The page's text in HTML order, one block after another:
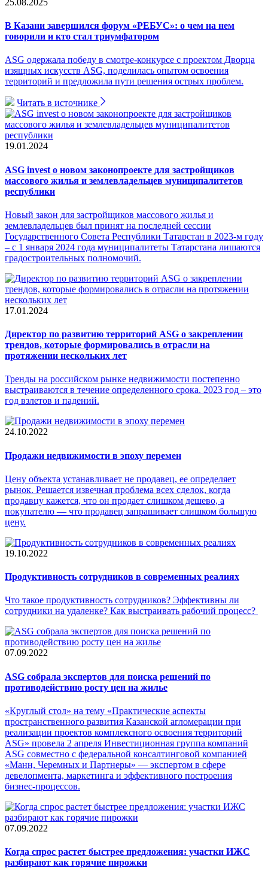
В Казани завершился форум «РЕБУС»: о чем на нем
говорили и кто стал триумфатором
ASG одержала победу в смотре-конкурсе с проектом Дворца
изящных искусств ASG, поделилась опытом освоения
территорий и предложила пути решения острых проблем.
Читать в источнике
19.01.2024
ASG invest о новом законопроекте для застройщиков
массового жилья и землевладельцев муниципалитетов
республики
Новый закон для застройщиков массового жилья и
землевладельцев был принят на последней сессии
Государственного Совета Республики Татарстан в 2023-м году
– с 1 января 2024 года муниципалитеты Татарстана лишаются
градостроительных полномочий.
17.01.2024
Директор по развитию территорий ASG о закреплении
трендов, которые формировались в отрасли на
протяжении нескольких лет
Тренды на российском рынке недвижимости постепенно
выстраиваются в течение определенного срока. 2023 год – это
год взлетов и падений.
24.10.2022
Продажи недвижимости в эпоху перемен
Цену объекта устанавливает не продавец, ее определяет
рынок. Решается извечная проблема всех сделок, когда
продавцу кажется, что он продает слишком дешево, а
покупателю — что продавец запрашивает слишком большую
цену.
19.10.2022
Продуктивность сотрудников в современных реалиях
Что такое продуктивность сотрудников? Эффективны ли
сотрудники на удаленке? Как выстраивать рабочий процесс?
07.09.2022
АSG собрала экспертов для поиска решений по
противодействию росту цен на жилье
«Круглый стол» на тему «Практические аспекты
пространственного развития Казанской агломерации при
реализации проектов комплексного освоения территорий
ASG» провела 2 апреля Инвестиционная группа компаний
ASG совместно с федеральной консалтинговой компанией
«Манн, Черемных и Партнеры» — экспертом в сфере
девелопмента, маркетинга и эффективного построения
бизнес-процессов.
07.09.2022
Когда спрос растет быстрее предложения: участки ИЖС
разбирают как горячие пирожки